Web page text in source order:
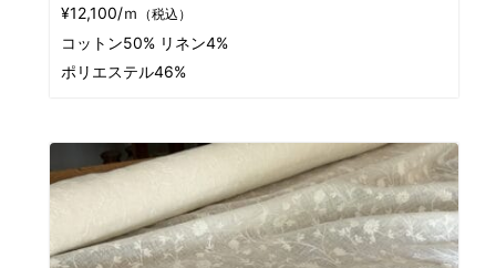
¥12,100/ｍ （税込）
コットン50% リネン4%
ポリエステル46%